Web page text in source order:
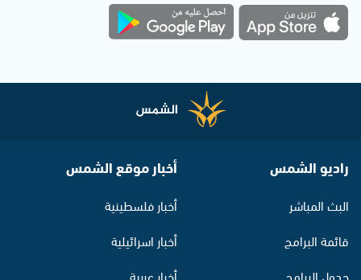
راديو الشمس
البث المباشر
قائمة البرامج
أخبار موقع الشمس
أخبار فلسطينية
أخبار اسرائيلية